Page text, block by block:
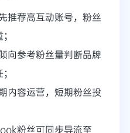
推荐高互动账号，粉丝
向参考粉丝量判断品牌
内容运营，短期粉丝投
粉丝可同步导流至